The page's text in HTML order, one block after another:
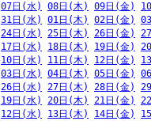
07日(水) 08日(木) 09日(金)
31日(水) 01日(木) 02日(金)
24日(水) 25日(木) 26日(金)
17日(水) 18日(木) 19日(金)
10日(水) 11日(木) 12日(金)
03日(水) 04日(木) 05日(金)
26日(水) 27日(木) 28日(金)
19日(水) 20日(木) 21日(金)
12日(水) 13日(木) 14日(金)